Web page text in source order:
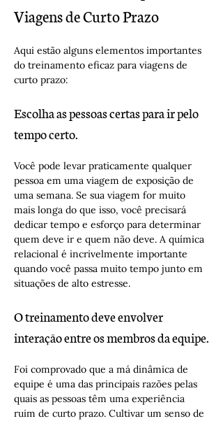
Viagens de Curto Prazo
Aqui estão alguns elementos importantes
do treinamento eficaz para viagens de
curto prazo:
Escolha as pessoas certas para ir pelo
tempo certo.
Você pode levar praticamente qualquer
pessoa em uma viagem de exposição de
uma semana. Se sua viagem for muito
mais longa do que isso, você precisará
dedicar tempo e esforço para determinar
quem deve ir e quem não deve. A química
relacional é incrivelmente importante
quando você passa muito tempo junto em
situações de alto estresse.
O treinamento deve envolver
interação entre os membros da equipe.
Foi comprovado que a má dinâmica de
equipe é uma das principais razões pelas
quais as pessoas têm uma experiência
ruim de curto prazo. Cultivar um senso de